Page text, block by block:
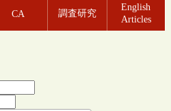
CA 調査研究
English
Articles